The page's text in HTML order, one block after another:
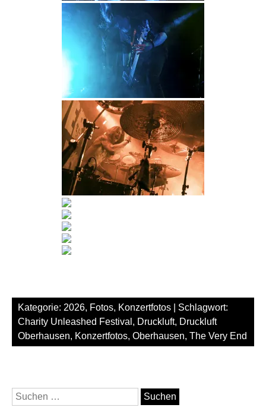
Kategorie: 2026, Fotos, Konzertfotos | Schlagwort:
Charity Unleashed Festival , Druckluft, Druckluft
Oberhausen, Konzertfotos, Oberhausen, The Very End
Suchen
nach: